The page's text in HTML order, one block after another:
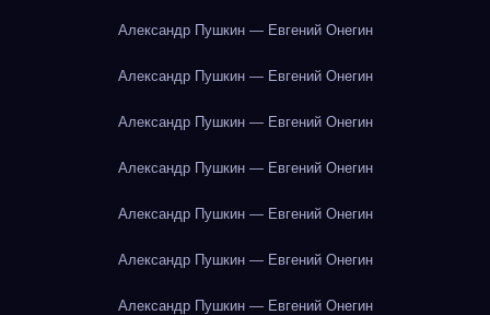
Александр Пушкин — Евгений Онегин
Александр Пушкин — Евгений Онегин
Александр Пушкин — Евгений Онегин
Александр Пушкин — Евгений Онегин
Александр Пушкин — Евгений Онегин
Александр Пушкин — Евгений Онегин
Александр Пушкин — Евгений Онегин